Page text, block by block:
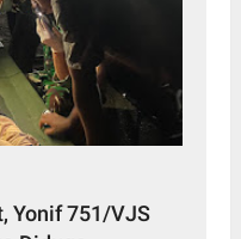
Yonif 751/VJS